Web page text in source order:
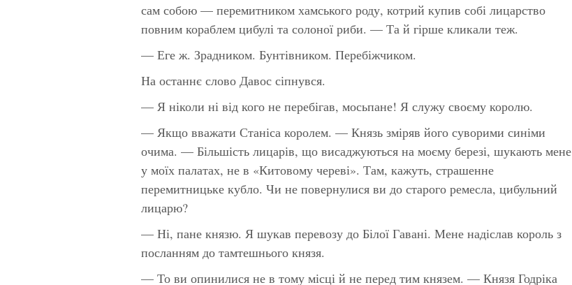
сам собою — перемитником хамського роду, котрий купив собі лицарство
повним кораблем цибулі та солоної риби. — Та й гірше кликали теж.
— Еге ж. Зрадником. Бунтівником. Перебіжчиком.
На останнє слово Давос сіпнувся.
— Я ніколи ні від кого не перебігав, мосьпане! Я служу своєму королю.
— Якщо вважати Станіса королем. — Князь зміряв його суворими синіми
очима. — Більшість лицарів, що висаджуються на моєму березі, шукають мене
у моїх палатах, не в «Китовому череві». Там, кажуть, страшенне
перемитницьке кубло. Чи не повернулися ви до старого ремесла, цибульний
лицарю?
— Ні, пане князю. Я шукав перевозу до Білої Гавані. Мене надіслав король з
посланням до тамтешнього князя.
— То ви опинилися не в тому місці й не перед тим князем. — Князя Годріка